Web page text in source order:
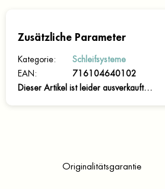
Zusätzliche Parameter
Kategorie:
Schleifsysteme
EAN :
716104640102
Dieser Artikel ist leider ausverkauft…
Originalitätsgarantie